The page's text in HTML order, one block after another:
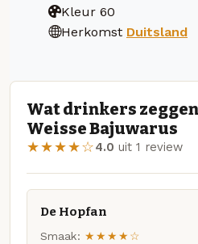
Kleur 60
Herkomst Duitsland
Wat drinkers
Weisse Bajuwarus
★★★★☆4.0 uit 1 review
De Hopfan
Smaak: ★★★★☆